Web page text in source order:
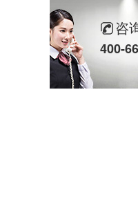
蛋价破6，价格还
国庆|盛世篇章·喜
中秋快乐，阖家幸
咨
400-